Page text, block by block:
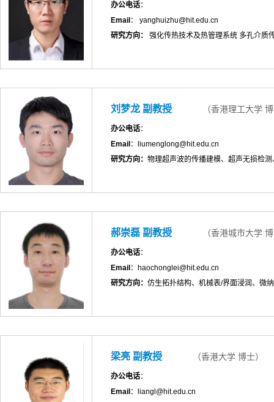
办公电话：
Email ： yanghuizhu@hit.edu.cn
研究方向：
强化传热技术及热管理系统 多孔介质
刘梦龙 副教授 （香港理工大学
办公电话：
Email ：liumenglong@hit.edu.cn
研究方向： 物理超声波的传播建模、超声无损检
郝崇磊 副教授 （香港城市大学
办公电话：
Email ：haochonglei@hit.edu.cn
研究方向： 仿生拓扑结构、机械表/界面浸润、微
梁亮 副教授 （香港大学 博士）
办公电话：
Email ：liangl@hit.edu.cn